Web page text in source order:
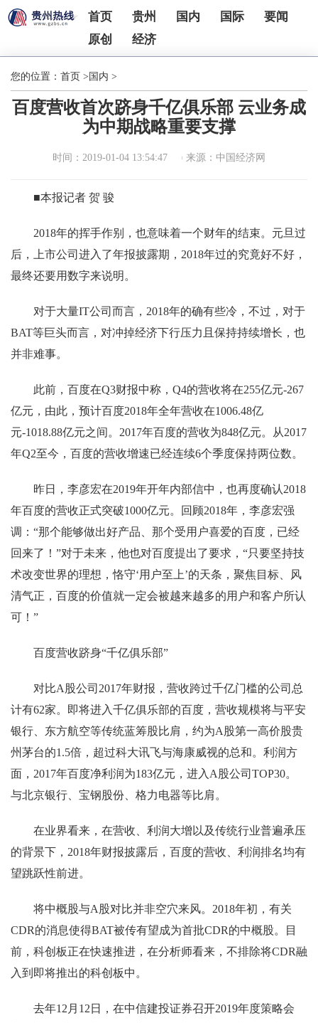
首页 贵州 国内 国际
要闻
原创
经济
您的位置： 首页 > 国内 >
百度营收首次跻身千亿俱乐部 云业务成
为中期战略重要支撑
时间：2019-01-04 13:54:47 来源：中国经济网
■本报记者 贺 骏
2018年的挥手作别，也意味着一个财年的结束。元旦过
后，上市公司进入了年报披露期，2018年过的究竟好不好，
最终还要用数字来说明。
对于大量IT公司而言，2018年的确有些冷，不过，对于
BAT等巨头而言，对冲掉经济下行压力且保持持续增长，也
并非难事。
此前，百度在Q3财报中称，Q4的营收将在255亿元-267
亿元，由此，预计百度2018年全年营收在1006.48亿
元-1018.88亿元之间。2017年百度的营收为848亿元。从2017
年Q2至今，百度的营收增速已经连续6个季度保持两位数。
昨日，李彦宏在2019年开年内部信中，也再度确认2018
年百度的营收正式突破1000亿元。回顾2018年，李彦宏强
调：“那个能够做出好产品、那个受用户喜爱的百度，已经
回来了！”对于未来，他也对百度提出了要求，“只要坚持技
术改变世界的理想，恪守‘用户至上’的天条，聚焦目标、风
清气正，百度的价值就一定会被越来越多的用户和客户所认
可！”
百度营收跻身“千亿俱乐部”
对比A股公司2017年财报，营收跨过千亿门槛的公司总
计有62家。即将进入千亿俱乐部的百度，营收规模将与平安
银行、东方航空等传统蓝筹股比肩，约为A股第一高价股贵
州茅台的1.5倍，超过科大讯飞与海康威视的总和。利润方
面，2017年百度净利润为183亿元，进入A股公司TOP30。
与北京银行、宝钢股份、格力电器等比肩。
在业界看来，在营收、利润大增以及传统行业普遍承压
的背景下，2018年财报披露后，百度的营收、利润排名均有
望跳跃性前进。
将中概股与A股对比并非空穴来风。2018年初，有关
CDR的消息使得BAT被传有望成为首批CDR的中概股。目
前，科创板正在快速推进，在分析师看来，不排除将CDR融
入到即将推出的科创板中。
去年12月12日，在中信建投证券召开2019年度策略会